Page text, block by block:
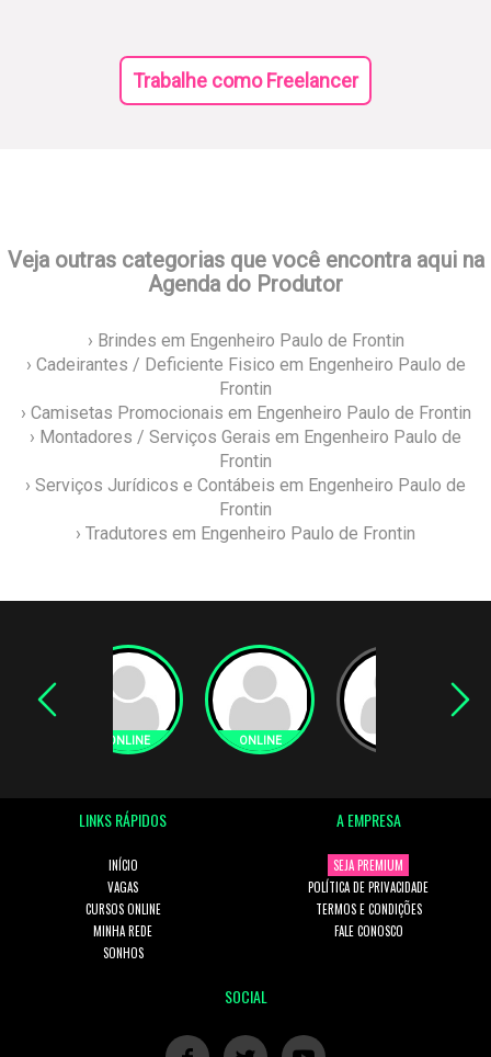
Trabalhe como Freelancer
Veja outras categorias que você encontra aqui na
Agenda do Produtor
› Brindes em Engenheiro Paulo de Frontin
› Cadeirantes / Deficiente Fisico em Engenheiro Paulo de
Frontin
› Camisetas Promocionais em Engenheiro Paulo de Frontin
› Montadores / Serviços Gerais em Engenheiro Paulo de
Frontin
› Serviços Jurídicos e Contábeis em Engenheiro Paulo de
Frontin
› Tradutores em Engenheiro Paulo de Frontin
LINKS RÁPIDOS
INÍCIO
VAGAS
CURSOS ONLINE
MINHA REDE
SONHOS
A EMPRESA
SEJA PREMIUM
POLÍTICA DE PRIVACIDADE
TERMOS E CONDIÇÕES
FALE CONOSCO
SOCIAL